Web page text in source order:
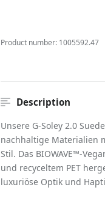
Product number: 1005592.47
Description
Unsere G-Soley 2.0
nachhaltige Materialien
Stil. Das BIOWAVE™-
und recyceltem PET
luxuriöse Optik und